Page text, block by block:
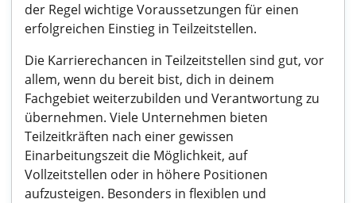
der Regel wichtige Voraussetzungen für einen
erfolgreichen Einstieg in Teilzeitstellen.
Die Karrierechancen in Teilzeitstellen sind gut, vor
allem, wenn du bereit bist, dich in deinem
Fachgebiet weiterzubilden und Verantwortung zu
übernehmen. Viele Unternehmen bieten
Teilzeitkräften nach einer gewissen
Einarbeitungszeit die Möglichkeit, auf
Vollzeitstellen oder in höhere Positionen
aufzusteigen. Besonders in flexiblen und